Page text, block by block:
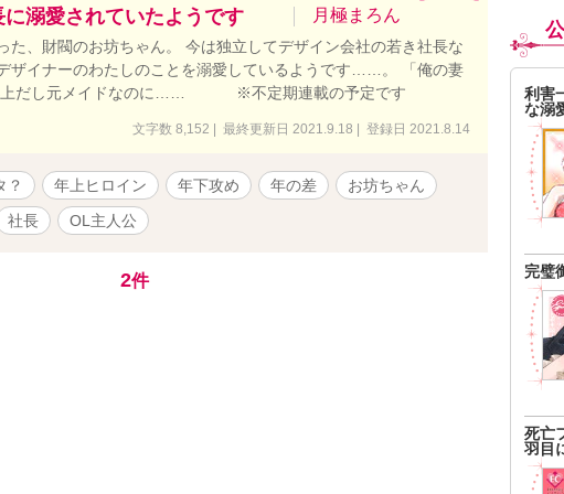
に溺愛されていたようです 月極まろん
た、財閥のお坊ちゃん。 今は独立してデザイン会社の若き社長な
ザイナーのわたしのことを溺愛しているようです……。 「俺の妻
上だし元メイドなのに…… ※不定期連載の予定です
文字数 8,152 | 最終更新日 2021.9.18 | 登録日 2021.8.14
？ 年上ヒロイン 年下攻め 年の差
お坊ちゃん
社長 OL主人公
2件
利害
な溺
完璧
死亡
羽目